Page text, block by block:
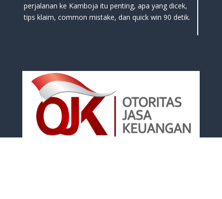
perjalanan ke Kamboja itu penting, apa yang dicek,
tips klaim, common mistake, dan quick win 90 detik.